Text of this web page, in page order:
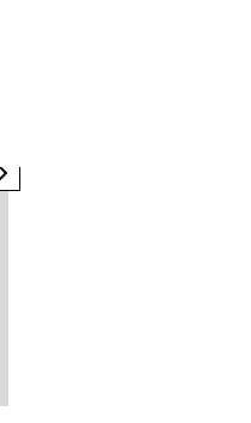
next element